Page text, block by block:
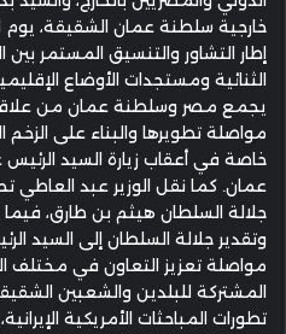
إطار التشاور والتنسيق المستمر بين
الثنائية ومستجدات الأوضاع
يجمع مصر وسلطنة عمان من
مواصلة تطويرها والبناء على الزخم
خاصة في أعقاب زيارة السيد
عمان. كما نقل الوزير عبد العاطي
جلالة السلطان هيثم بن طارق، فيما
وتقدير جلالة السلطان إلى السيد
مواصلة تعزيز التعاون في مختلف
المشتركة للبلدين والشعبين
تطورات المباحثات الأمريكية